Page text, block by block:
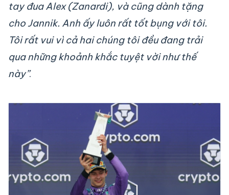
tay đua Alex (Zanardi), và cũng dành tặng
cho Jannik. Anh ấy luôn rất tốt bụng với tôi.
Tôi rất vui vì cả hai chúng tôi đều đang trải
qua những khoảnh khắc tuyệt vời như thế
này”.